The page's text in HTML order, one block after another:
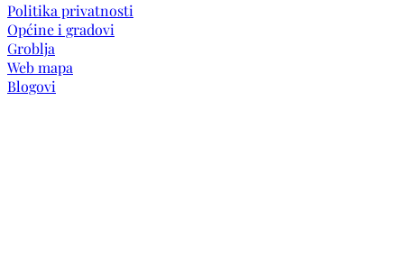
Politika privatnosti
Općine i gradovi
Groblja
Web mapa
Blogovi